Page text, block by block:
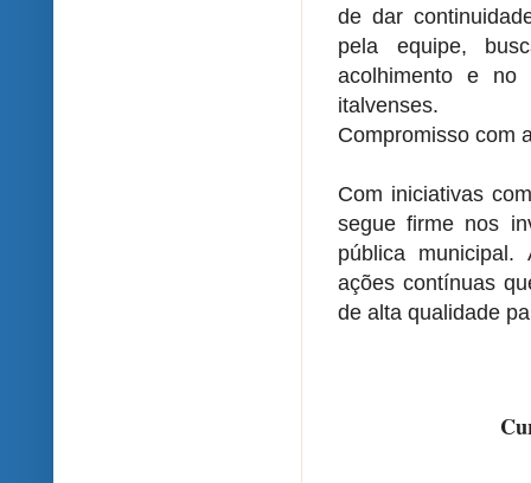
de dar
pela equipe,
acolhimento e
italvenses.
Compromisso com
Com iniciativas
segue firme nos
pública
ações contínuas
de alta qualidade